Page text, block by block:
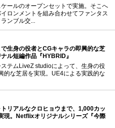
ールのオープンセットで実施。そこへ
ロンメントを組み合わせてファンタス
ンブル交...
生身の役者とCGキャラの即興的な芝
ル短編作品『HYBRID』
テムLiveZ studioによって、生身の役
的な芝居を実現。UE4による実践的な
リアルなクロヒョウまで、1,000カッ
現。Netflixオリジナルシリーズ『今際